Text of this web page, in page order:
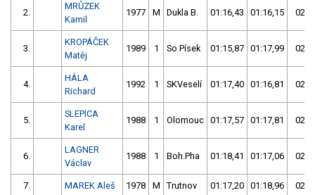
2.
MRŮZEK
Kamil
1977 M Dukla B. 01:16,43 01:16,15
3.
KROPÁČEK
Matěj
1989 1 So Písek 01:15,87 01:17,99
4.
HÁLA
Richard
1992 1 SKVeselí 01:17,40 01:16,81
5.
SLEPICA
Karel
1988 1 Olomouc 01:17,57 01:17,81
6.
LAGNER
Václav
1988 1 Boh.Pha 01:18,41 01:17,06
7. MAREK Aleš 1978 M Trutnov 01:17,20 01:18,96